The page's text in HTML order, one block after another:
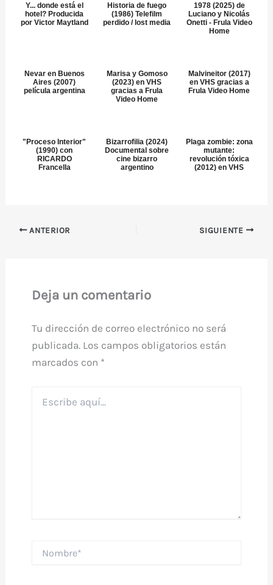
Y... donde está el
hotel? Producida
por Victor Maytland
Historia de fuego
(1986) Telefilm
perdido / lost media
1978 (2025) de
Luciano y Nicolás
Onetti - Frula Video
Home
Nevar en Buenos
Aires (2007)
película argentina
Marisa y Gomoso
(2023) en VHS
gracias a Frula
Video Home
Malvineitor (2017)
en VHS gracias a
Frula Video Home
"Proceso Interior"
(1990) con
RICARDO
Francella
Bizarrofilia (2024)
Documental sobre
cine bizarro
argentino
Plaga zombie: zona
mutante:
revolución tóxica
(2012) en VHS
ANTERIOR SIGUIENTE
Deja un comentario
Tu dirección de correo electrónico no será
publicada. Los campos obligatorios están
marcados con *
aquí...